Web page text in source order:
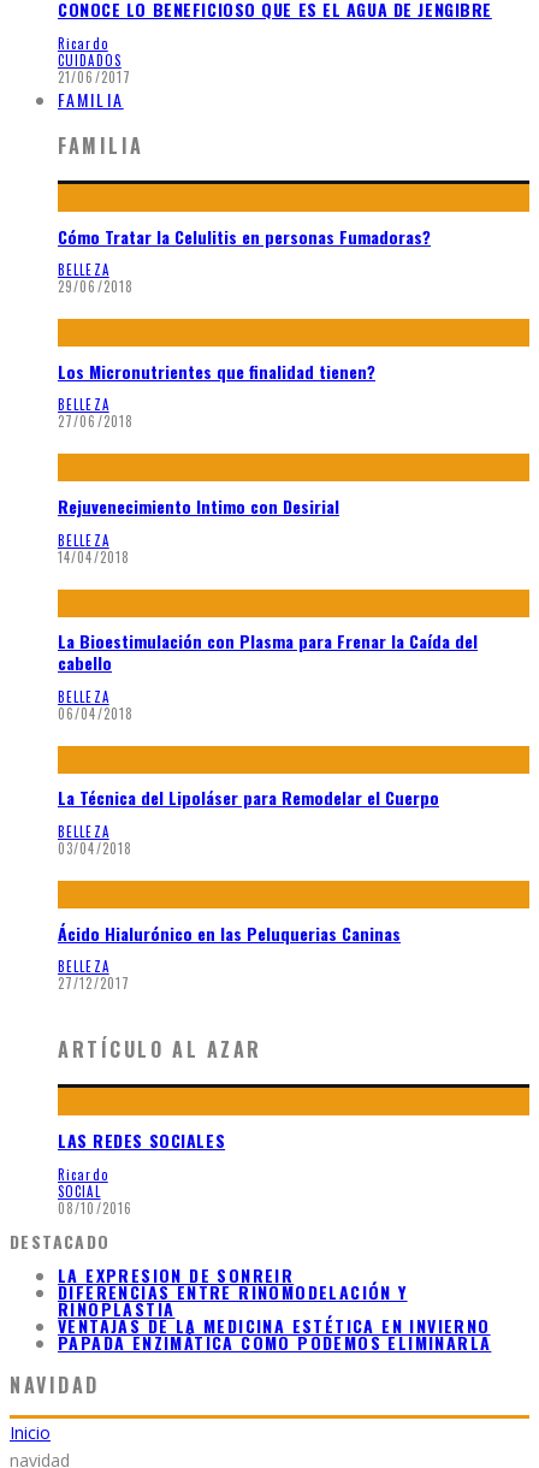
CONOCE LO BENEFICIOSO QUE ES EL AGUA DE JENGIBRE
Ricardo
CUIDADOS
21/06/2017
FAMILIA
FAMILIA
Cómo Tratar la Celulitis en personas Fumadoras?
BELLEZA
29/06/2018
Los Micronutrientes que finalidad tienen?
BELLEZA
27/06/2018
Rejuvenecimiento Intimo con Desirial
BELLEZA
14/04/2018
La Bioestimulación con Plasma para Frenar la Caída del
cabello
BELLEZA
06/04/2018
La Técnica del Lipoláser para Remodelar el Cuerpo
BELLEZA
03/04/2018
Ácido Hialurónico en las Peluquerias Caninas
BELLEZA
27/12/2017
ARTÍCULO AL AZAR
LAS REDES SOCIALES
Ricardo
SOCIAL
08/10/2016
DESTACADO
LA EXPRESION DE SONREIR
DIFERENCIAS ENTRE RINOMODELACIÓN Y
RINOPLASTIA
VENTAJAS DE LA MEDICINA ESTÉTICA EN INVIERNO
PAPADA ENZIMÁTICA COMO PODEMOS ELIMINARLA
NAVIDAD
Inicio
navidad